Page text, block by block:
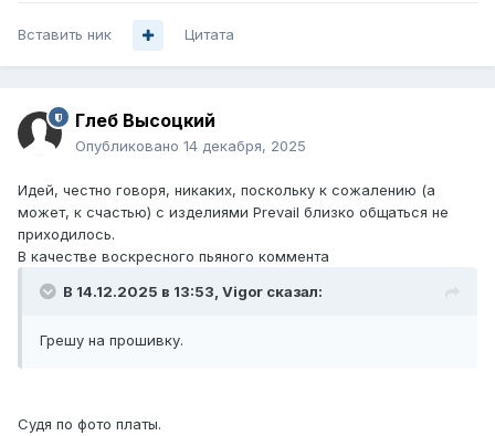
Вставить ник Цитата
Глеб Высоцкий
Опубликовано 14 декабря, 2025
Идей, честно говоря, никаких, поскольку к сожалению (а
может, к счастью) с изделиями Prevail близко общаться не
приходилось.
В качестве воскресного пьяного коммента
В 14.12.2025 в 13:53, Vigor сказал:
Грешу на прошивку.
Судя по фото платы.